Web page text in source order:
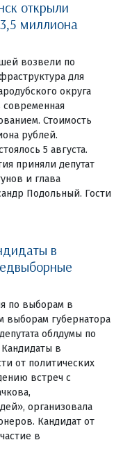
открыли
миллиона
возвели по
для
округа
современная
Стоимость
рублей.
5 августа.
приняли депутат
и глава
Подольный. Гости
в
по выборам в
выборам губернатора
облдумы по
в
от политических
встреч с
организовала
Кандидат от
в